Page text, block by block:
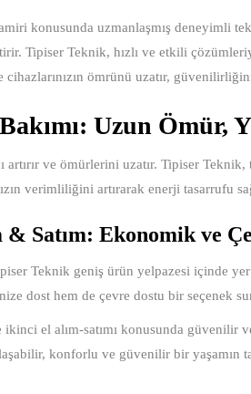
konusunda uzmanlaşmış deneyimli
Tipiser Teknik, hızlı ve etkili
ömrünü uzatır, güvenilirliğini
Uzun Ömür,
artırır ve ömürlerini uzatır. Tipiser
verimliliğini artırarak enerji tasarrufu
Satım: Ekonomik ve
Teknik geniş ürün yelpazesi içinde
dost hem de çevre dostu bir seçenek
ikinci el alım-satımı konusunda
konforlu ve güvenilir bir yaşamın